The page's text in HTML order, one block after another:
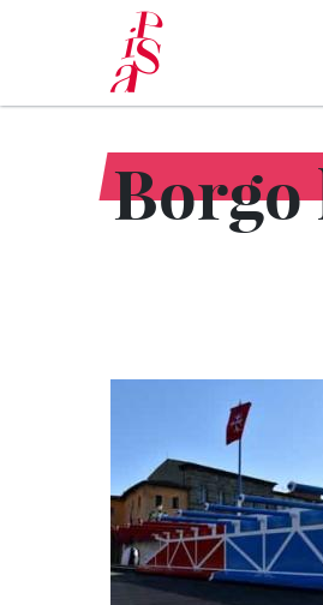
principal
Borgo